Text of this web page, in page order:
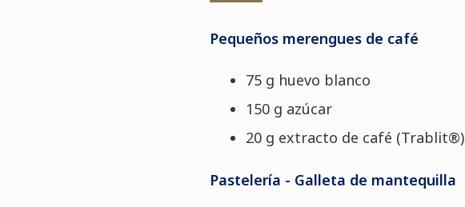
Pequeños merengues de café
75 g huevo blanco
150 g azúcar
20 g extracto de café (Trablit®)
Pastelería - Galleta de mantequilla